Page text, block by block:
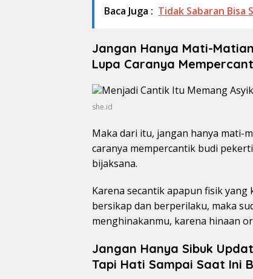
Baca Juga : Tidak Sabaran Bisa
Jangan Hanya Mati-
Lupa Caranya
she.id
Maka dari itu, jangan hanya mati-
caranya mempercantik budi
bijaksana.
Karena secantik apapun fisik
bersikap dan berperilaku, maka
menghinakanmu, karena hinaan
Jangan Hanya Sibuk
Tapi Hati Sampai Saat Ini